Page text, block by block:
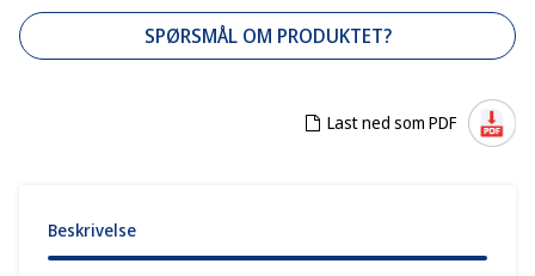
SPØRSMÅL OM PRODUKTET?
Last ned som PDF
Beskrivelse